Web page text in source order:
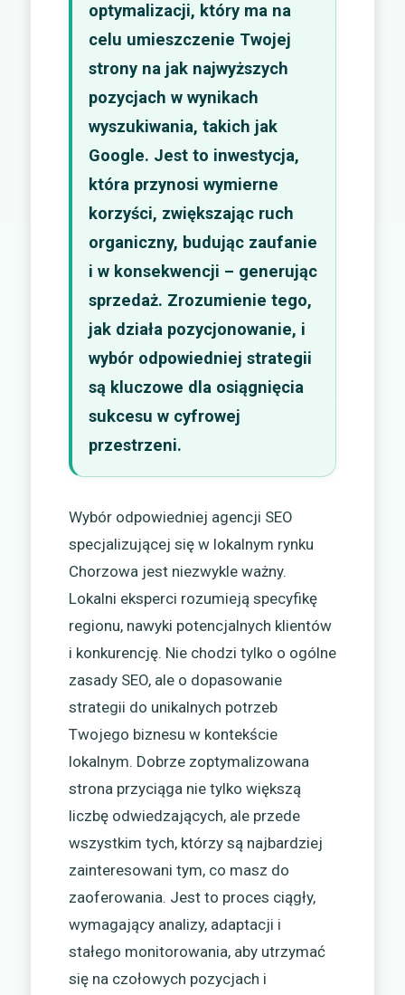
optymalizacji, który ma na
celu umieszczenie Twojej
strony na jak najwyższych
pozycjach w wynikach
wyszukiwania, takich jak
Google. Jest to inwestycja,
która przynosi wymierne
korzyści, zwiększając ruch
organiczny, budując zaufanie
i w konsekwencji – generując
sprzedaż. Zrozumienie tego,
jak działa pozycjonowanie, i
wybór odpowiedniej strategii
są kluczowe dla osiągnięcia
sukcesu w cyfrowej
przestrzeni.
Wybór odpowiedniej agencji SEO
specjalizującej się w lokalnym rynku
Chorzowa jest niezwykle ważny.
Lokalni eksperci rozumieją specyfikę
regionu, nawyki potencjalnych klientów
i konkurencję. Nie chodzi tylko o ogólne
zasady SEO, ale o dopasowanie
strategii do unikalnych potrzeb
Twojego biznesu w kontekście
lokalnym. Dobrze zoptymalizowana
strona przyciąga nie tylko większą
liczbę odwiedzających, ale przede
wszystkim tych, którzy są najbardziej
zainteresowani tym, co masz do
zaoferowania. Jest to proces ciągły,
wymagający analizy, adaptacji i
stałego monitorowania, aby utrzymać
się na czołowych pozycjach i